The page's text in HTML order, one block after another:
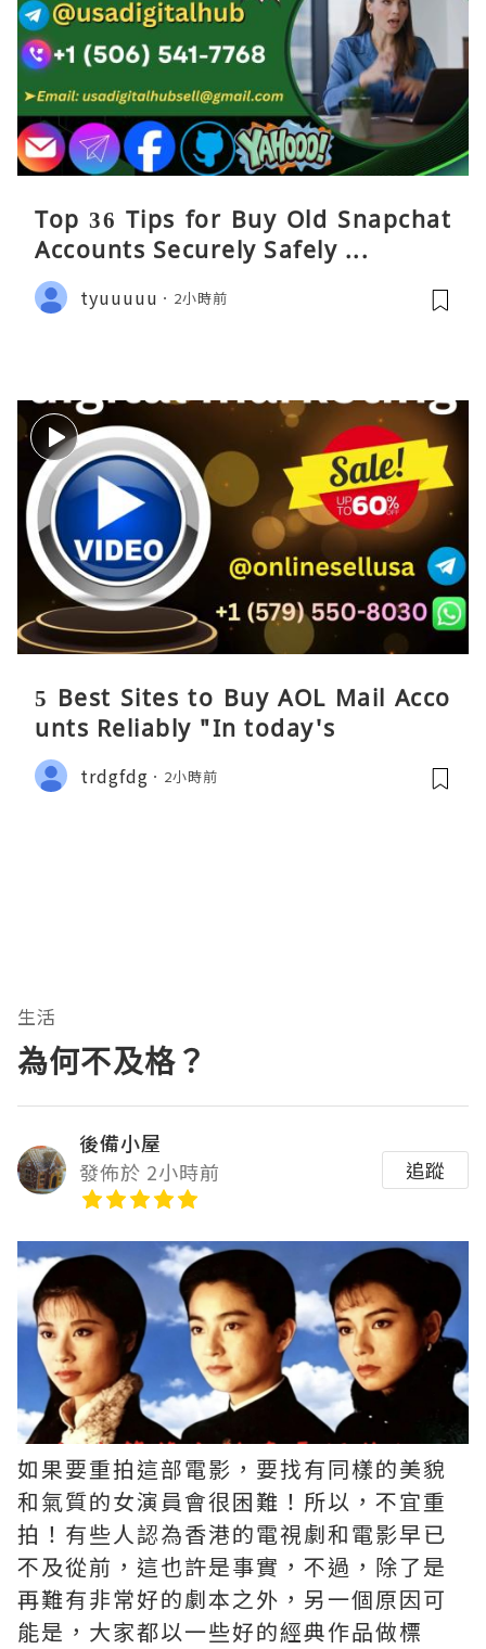
Top 36 Tips for Buy Old Snapchat
Accounts Securely Safely ...
tyuuuuu 2小時前
5 Best Sites to Buy AOL Mail Acco
unts Reliably "In today's
trdgfdg 2小時前
生活
為何不及格？
後備小屋
發佈於 2小時前
追蹤
如果要重拍這部電影，要找有同樣的美貌
和氣質的女演員會很困難！所以，不宜重
拍！有些人認為香港的電視劇和電影早已
不及從前，這也許是事實，不過，除了是
再難有非常好的劇本之外，另一個原因可
能是，大家都以一些好的經典作品做標